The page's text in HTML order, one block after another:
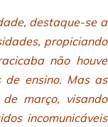
destaque-se a
propiciando
não houve
de ensino. Mas as
março, visando
incomunicáveis